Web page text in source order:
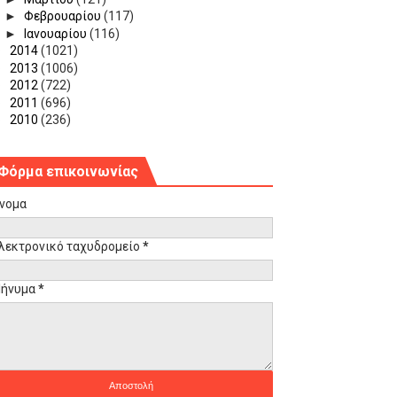
►Φεβρουαρίου(117)
►
Ιανουαρίου(116)
2014(1021)
2013 (1006)
2012(722)
2011 (696)
2010 (236)
επικοινωνίας
ταχυδρομείο *
*